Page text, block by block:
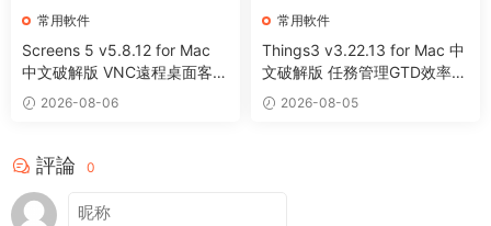
常用軟件
Screens 5 v5.8.12 for Mac
中文破解版 VNC遠程桌面客戶
端應用程序
2026-08-06
常用軟件
Things3 v3.22.13 for Mac 中
文破解版 任務管理GTD效率工
具 2026-08-05
評論 0